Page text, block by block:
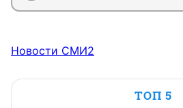
Новости СМИ2
ТОП 5